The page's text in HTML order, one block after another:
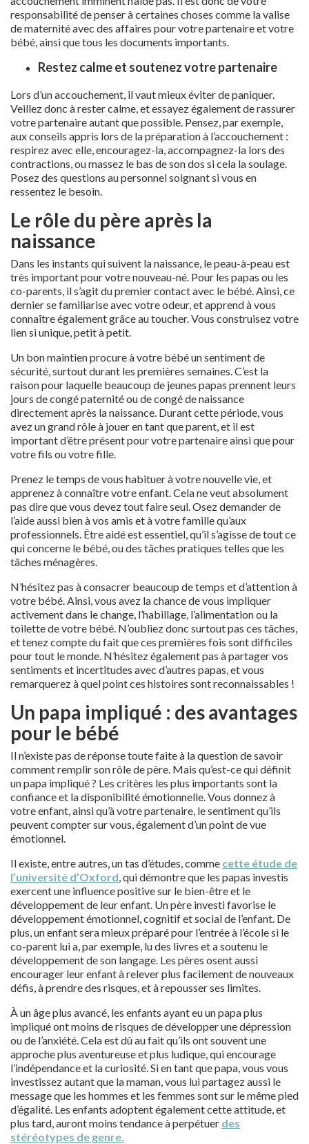
responsabilité de penser à certaines choses comme la valise
de maternité avec des affaires pour votre partenaire et votre
bébé, ainsi que tous les documents importants.
Restez calme et soutenez votre partenaire
Lors d’un accouchement, il vaut mieux éviter de paniquer.
Veillez donc à rester calme, et essayez également de rassurer
votre partenaire autant que possible. Pensez, par exemple,
aux conseils appris lors de la préparation à l’accouchement :
respirez avec elle, encouragez-la, accompagnez-la lors des
contractions, ou massez le bas de son dos si cela la soulage.
Posez des questions au personnel soignant si vous en
ressentez le besoin.
Le rôle du père après la
naissance
Dans les instants qui suivent la naissance, le peau-à-peau est
très important pour votre nouveau-né. Pour les papas ou les
co-parents, il s’agit du premier contact avec le bébé. Ainsi, ce
dernier se familiarise avec votre odeur, et apprend à vous
connaître également grâce au toucher. Vous construisez votre
lien si unique, petit à petit.
Un bon maintien procure à votre bébé un sentiment de
sécurité, surtout durant les premières semaines. C’est la
raison pour laquelle beaucoup de jeunes papas prennent leurs
jours de congé paternité ou de congé de naissance
directement après la naissance. Durant cette période, vous
avez un grand rôle à jouer en tant que parent, et il est
important d’être présent pour votre partenaire ainsi que pour
votre fils ou votre fille.
Prenez le temps de vous habituer à votre nouvelle vie, et
apprenez à connaître votre enfant. Cela ne veut absolument
pas dire que vous devez tout faire seul. Osez demander de
l’aide aussi bien à vos amis et à votre famille qu’aux
professionnels. Être aidé est essentiel, qu’il s’agisse de tout ce
qui concerne le bébé, ou des tâches pratiques telles que les
tâches ménagères.
N’hésitez pas à consacrer beaucoup de temps et d’attention à
votre bébé. Ainsi, vous avez la chance de vous impliquer
activement dans le change, l’habillage, l’alimentation ou la
toilette de votre bébé. N’oubliez donc surtout pas ces tâches,
et tenez compte du fait que ces premières fois sont difficiles
pour tout le monde. N’hésitez également pas à partager vos
sentiments et incertitudes avec d’autres papas, et vous
remarquerez à quel point ces histoires sont reconnaissables !
Un papa impliqué : des avantages
pour le bébé
Il n’existe pas de réponse toute faite à la question de savoir
comment remplir son rôle de père. Mais qu’est-ce qui définit
un papa impliqué ? Les critères les plus importants sont la
confiance et la disponibilité émotionnelle. Vous donnez à
votre enfant, ainsi qu’à votre partenaire, le sentiment qu’ils
peuvent compter sur vous, également d’un point de vue
émotionnel.
Il existe, entre autres, un tas d’études, comme cette étude de
l’université d’Oxford , qui démontre que les papas investis
exercent une influence positive sur le bien-être et le
développement de leur enfant. Un père investi favorise le
développement émotionnel, cognitif et social de l’enfant. De
plus, un enfant sera mieux préparé pour l’entrée à l’école si le
co-parent lui a, par exemple, lu des livres et a soutenu le
développement de son langage. Les pères osent aussi
encourager leur enfant à relever plus facilement de nouveaux
défis, à prendre des risques, et à repousser ses limites.
À un âge plus avancé, les enfants ayant eu un papa plus
impliqué ont moins de risques de développer une dépression
ou de l’anxiété. Cela est dû au fait qu’ils ont souvent une
approche plus aventureuse et plus ludique, qui encourage
l’indépendance et la curiosité. Si en tant que papa, vous vous
investissez autant que la maman, vous lui partagez aussi le
message que les hommes et les femmes sont sur le même pied
d’égalité. Les enfants adoptent également cette attitude, et
plus tard, auront moins tendance à perpétuer des
stéréotypes de genre.